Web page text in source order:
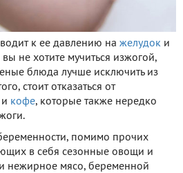
к ее давлению на желудок и
не хотите мучиться изжогой,
блюда лучше исключить из
стоит отказаться от
кофе, которые также нередко
помимо прочих
в себя сезонные овощи и
нежирное мясо, беременной